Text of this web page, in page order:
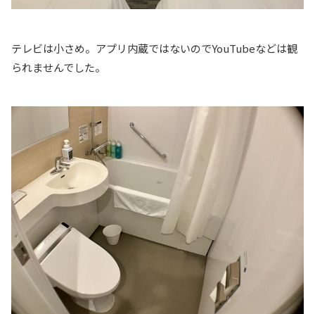
テレビは小さめ。アプリ内蔵ではないのでYouTubeなどは観
られませんでした。